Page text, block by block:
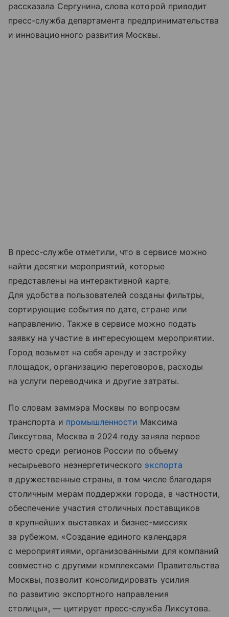
рассказала Сергунина, слова которой приводит
пресс-служба департамента предпринимательства
и инновационного развития Москвы.
В пресс-службе отметили, что в сервисе можно
найти десятки мероприятий, которые
представлены на интерактивной карте.
Для удобства пользователей созданы фильтры,
сортирующие события по дате, стране или
направлению. Также в сервисе можно подать
заявку на участие в интересующем мероприятии.
Город возьмет на себя аренду и застройку
площадок, организацию переговоров, расходы
на услуги переводчика и другие затраты.
По словам заммэра Москвы по вопросам
транспорта и промышленности Максима
Ликсутова, Москва в 2024 году заняла первое
место среди регионов России по объему
несырьевого неэнергетического экспорта
в дружественные страны, в том числе благодаря
столичным мерам поддержки города, в частности,
обеспечение участия столичных поставщиков
в крупнейших выставках и бизнес-миссиях
за рубежом. «Создание единого календаря
с мероприятиями, организованными для компаний
совместно с другими комплексами Правительства
Москвы, позволит консолидировать усилия
по развитию экспортного направления
столицы», — цитирует пресс-служба Ликсутова.